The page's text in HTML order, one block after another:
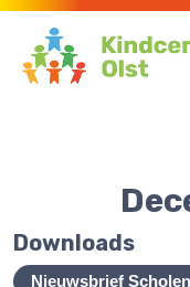
Downloads
Nieuwsbrief